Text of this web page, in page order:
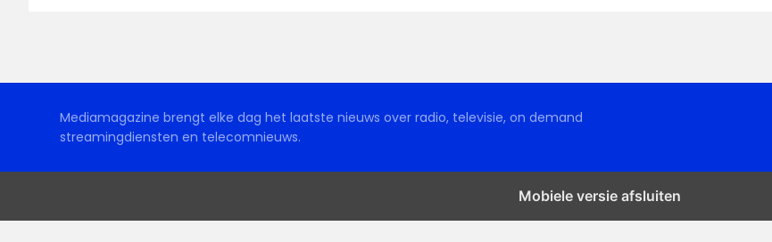
Mediamagazine brengt elke dag het laatste nieuws over radio, televisie, on demand
streamingdiensten en telecomnieuws.
Mobiele versie afsluiten